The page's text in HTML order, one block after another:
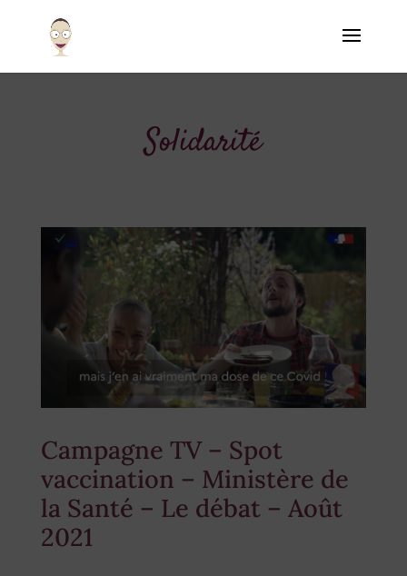
Solidarité
Campagne TV – Spot
vaccination – Ministère de
la Santé – Le débat – Août
2021